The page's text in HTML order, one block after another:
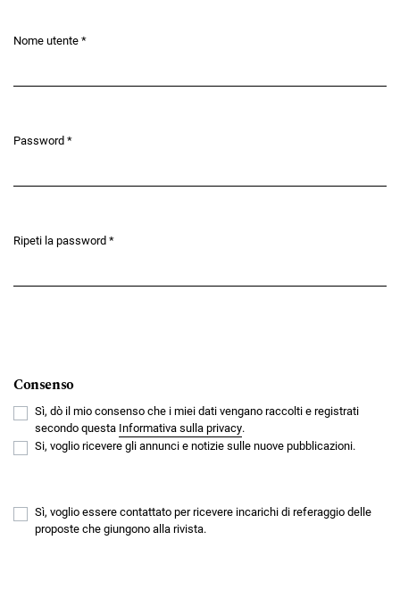
Nome utente *
Password *
Ripeti la password *
Consenso
Sì, dò il mio consenso che i miei dati vengano raccolti e registrati
secondo questa Informativa sulla privacy.
Si, voglio ricevere gli annunci e notizie sulle nuove pubblicazioni.
Sì, voglio essere contattato per ricevere incarichi di referaggio delle
proposte che giungono alla rivista.